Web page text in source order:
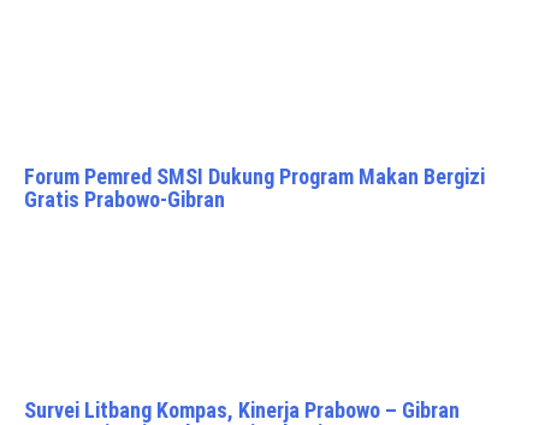
Forum Pemred SMSI Dukung Program Makan Bergizi
Gratis Prabowo-Gibran
Survei Litbang Kompas, Kinerja Prabowo – Gibran